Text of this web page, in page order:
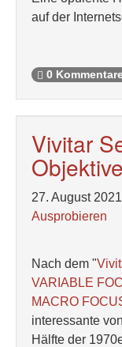
auf der
0
Vivitar
Objektive
27. August
Ausprobieren
Nach dem "
VARIABLE
MACRO
interessante
Hälfte der